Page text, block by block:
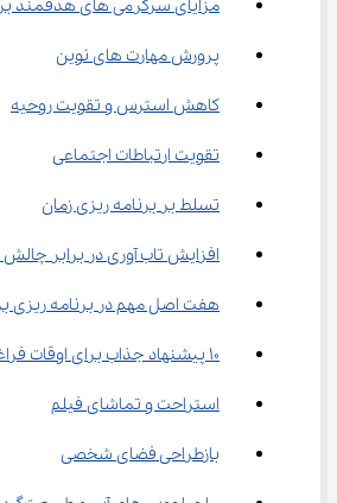
مزایای سرگرمی های هدفمند
پرورش مهارت ‌های نوین
کاهش استرس و تقویت روحیه
تقویت ارتباطات اجتماعی
تسلط بر برنامه‌ ریزی زمان
افزایش تاب ‌آوری در برابر چالش‌ ها
هفت اصل مهم در برنامه ‌ریزی برای اوقات فراغت نوجوانان
10 پیشنهاد جذاب برای اوقات فراغت نوجوانان
استراحت و تماشای فیلم
بازطراحی فضای شخصی